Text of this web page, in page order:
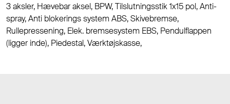
3 aksler, Hævebar aksel, BPW, Tilslutningsstik 1x15 pol, Anti-
spray, Anti blokerings system ABS, Skivebremse,
Rullepressening, Elek. bremsesystem EBS, Pendulflappen
(ligger inde), Piedestal, Værktøjskasse,